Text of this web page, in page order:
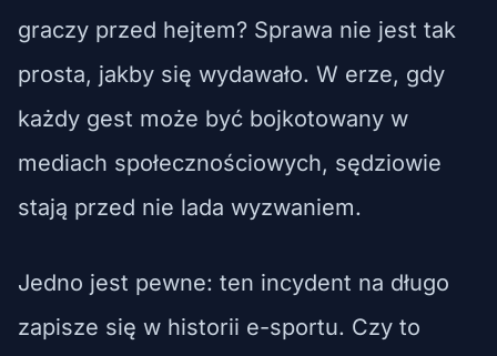
graczy przed hejtem? Sprawa nie jest tak
prosta, jakby się wydawało. W erze, gdy
każdy gest może być bojkotowany w
mediach społecznościowych, sędziowie
stają przed nie lada wyzwaniem.
Jedno jest pewne: ten incydent na długo
zapisze się w historii e-sportu. Czy to